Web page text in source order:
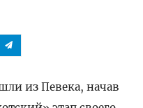
из Певека, начав